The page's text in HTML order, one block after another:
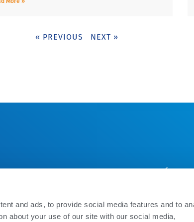
and ads, to provide social media features and to
about your use of our site with our social media,
« PREVIOUS NEXT »
CONTACTO